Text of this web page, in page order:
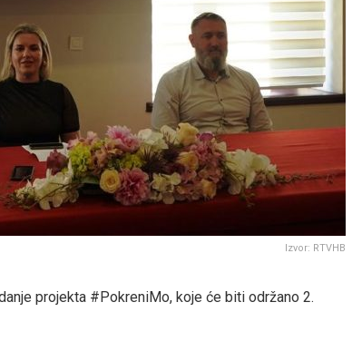
Izvor: RTVHB
projekta #PokreniMo, koje će biti održano 2.